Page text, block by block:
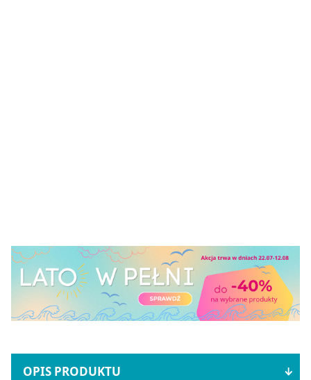
OPIS PRODUKTU